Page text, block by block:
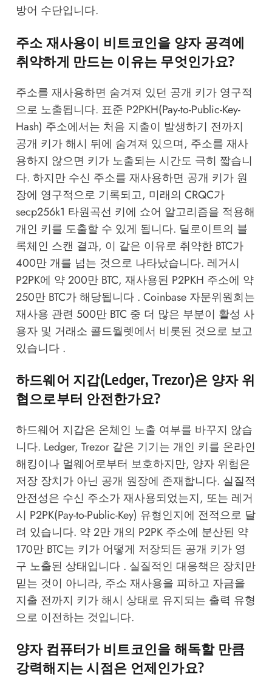
방어 수단입니다.
주소 재사용이 비트코인을 양자 공격에
취약하게 만드는 이유는 무엇인가요?
주소를 재사용하면 숨겨져 있던 공개 키가 영구적
으로 노출됩니다. 표준 P2PKH(Pay-to-Public-Key-
Hash) 주소에서는 처음 지출이 발생하기 전까지
공개 키가 해시 뒤에 숨겨져 있으며, 주소를 재사
용하지 않으면 키가 노출되는 시간도 극히 짧습니
다. 하지만 수신 주소를 재사용하면 공개 키가 원
장에 영구적으로 기록되고, 미래의 CRQC가
secp256k1 타원곡선 키에 쇼어 알고리즘을 적용해
개인 키를 도출할 수 있게 됩니다. 딜로이트의 블
록체인 스캔 결과, 이 같은 이유로 취약한 BTC가
400만 개를 넘는 것으로 나타났습니다. 레거시
P2PK에 약 200만 BTC, 재사용된 P2PKH 주소에 약
250만 BTC가 해당됩니다 . Coinbase 자문위원회는
재사용 관련 500만 BTC 중 더 많은 부분이 활성 사
용자 및 거래소 콜드월렛에서 비롯된 것으로 보고
있습니다 .
하드웨어 지갑(Ledger, Trezor)은 양자 위
협으로부터 안전한가요?
하드웨어 지갑은 온체인 노출 여부를 바꾸지 않습
니다. Ledger, Trezor 같은 기기는 개인 키를 온라인
해킹이나 멀웨어로부터 보호하지만, 양자 위험은
저장 장치가 아닌 공개 원장에 존재합니다. 실질적
안전성은 수신 주소가 재사용되었는지, 또는 레거
시 P2PK(Pay-to-Public-Key) 유형인지에 전적으로 달
려 있습니다. 약 2만 개의 P2PK 주소에 분산된 약
170만 BTC는 키가 어떻게 저장되든 공개 키가 영
구 노출된 상태입니다 . 실질적인 대응책은 장치만
믿는 것이 아니라, 주소 재사용을 피하고 자금을
지출 전까지 키가 해시 상태로 유지되는 출력 유형
으로 이전하는 것입니다.
양자 컴퓨터가 비트코인을 해독할 만큼
강력해지는 시점은 언제인가요?